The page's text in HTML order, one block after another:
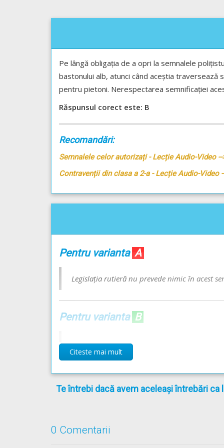
Pe lângă obligația de a opri la semnalele
bastonului alb, atunci când aceștia traversează
pentru pietoni. Nerespectarea semnificației
Răspunsul corect este: B
Recomandări:
Semnalele celor autorizați - Lecție Audio-Video
Contravenții din clasa a 2-a - Lecție Audio-Video
Pentru varianta A
Legislația rutieră nu prevede nimic în acest
Pentru varianta B
Regulament** - Articolul 89
e)nevăzători, prin ridicarea bastonului alb,
Citeste mai mult
Te întrebi dacă avem aceleași întrebări ca
0 Comentarii